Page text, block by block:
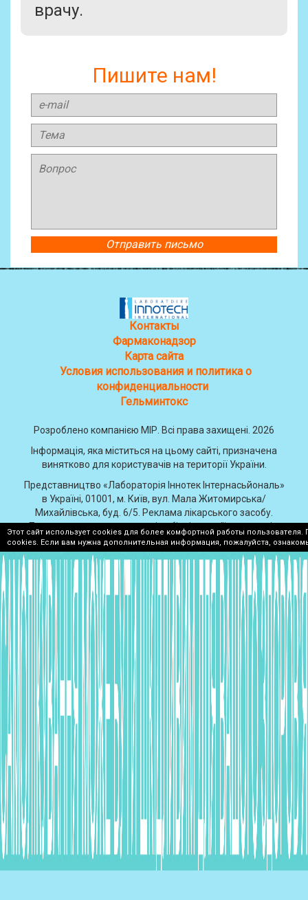
врачу.
Пишите нам!
Контакты
Фармаконадзор
Карта сайта
Условия использования и политика о
конфиденциальности
Гельминтокс
Розроблено компанією МІР. Всі права захищені. 2026
Інформація, яка міститься на цьому сайті, призначена
винятково для користувачів на території України.
Представництво «Лабораторія Іннотек Інтернасьйональ»
в Україні, 01001, м. Київ, вул. Мала Житомирська/
Михайлівська, буд. 6/5. Реклама лікарського засобу.
Протипоказання та можливі побічні реакції зазначені в
інструкції для медичного застосування Флюдітек.
Зберігати в недоступному для дітей місці. Перед
застосуванням обов'язково ознайомтесь з інструкцією та
проконсультуйтесь з лікарем. Препарат відпускається без
рецепта.
РП №UA/8082/01/02, №UA/8082/01/01 наказ МОЗ України
№1422 від 01.08.2018.
Виробник: ІННОТЕРА ШУЗІ, Франція/INNOTHERA CHOUZY,
France. Представництво «Лабораторія Іннотек
Інтернасьйональ» в Україні, 01001, м. Київ, вул. Мала
Житомирська/Михайлівська, буд. 6/5.
Этот сайт использует cookies для более комфортной работы
cookies. Если вам нужна дополнительная информация, пожалуйста,